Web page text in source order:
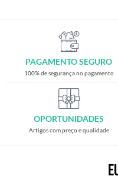
PAGAMENTO SEGURO
100% de segurança no pagamento
OPORTUNIDADES
Artigos com preço e qualidade